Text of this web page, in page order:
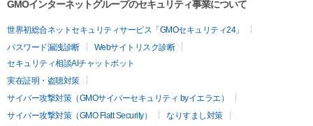
GMOインターネットグループのセキュリティ事業について
世界初総合ネットセキュリティサービス「GMOセキュリティ24」
パスワード漏洩診断
Webサイトリスク診断
セキュリティ相談AIチャットボット
実在証明・盗聴対策
サイバー攻撃対策（GMOサイバーセキュリティ byイエラエ）
サイバー攻撃対策（GMO Flatt Security）
なりすまし対策